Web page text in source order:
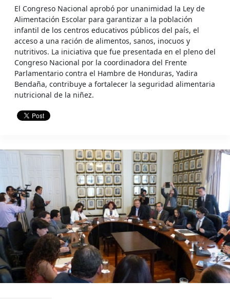
El Congreso Nacional aprobó por unanimidad la Ley de
Alimentación Escolar para garantizar a la población
infantil de los centros educativos públicos del país, el
acceso a una ración de alimentos, sanos, inocuos y
nutritivos. La iniciativa que fue presentada en el pleno del
Congreso Nacional por la coordinadora del Frente
Parlamentario contra el Hambre de Honduras, Yadira
Bendaña, contribuye a fortalecer la seguridad alimentaria
nutricional de la niñez.